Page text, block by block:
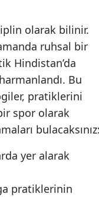
olarak bilinir.
ruhsal bir
Hindistan’da
Bu
pratiklerini
spor olarak
yer alarak
pratiklerinin